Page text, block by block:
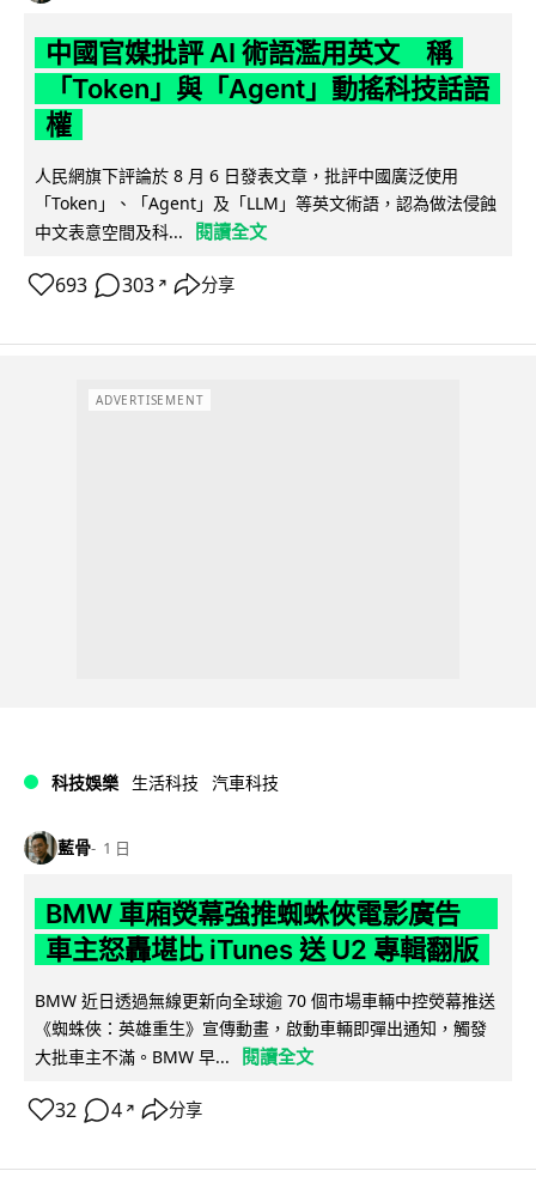
中國官媒批評 AI 術語濫用英文 稱
「Token」與「Agent」動搖科技話語
權
人民網旗下評論於 8 月 6 日發表文章，批評中國廣泛使用
「Token」、「Agent」及「LLM」等英文術語，認為做法侵蝕
中文表意空間及科...
閱讀全文
693 303 ↗ 分享
ADVERTISEMENT
科技娛樂 生活科技 汽車科技
藍骨 1 日
BMW 車廂熒幕強推蜘蛛俠電影廣告
車主怒轟堪比 iTunes 送 U2 專輯翻版
BMW 近日透過無線更新向全球逾 70 個市場車輛中控熒幕推送
《蜘蛛俠：英雄重生》宣傳動畫，啟動車輛即彈出通知，觸發
大批車主不滿。BMW 早...
閱讀全文
32 4 ↗ 分享